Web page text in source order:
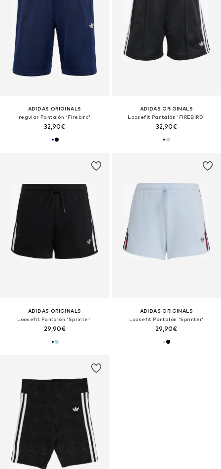
ADIDAS ORIGINALS
regular Pantalón 'Firebird'
32,90€
ADIDAS ORIGINALS
Loosefit Pantalón 'FIREBIRD'
32,90€
ADIDAS ORIGINALS
Loosefit Pantalón 'Sprinter'
29,90€
ADIDAS ORIGINALS
Loosefit Pantalón 'Sprinter'
29,90€